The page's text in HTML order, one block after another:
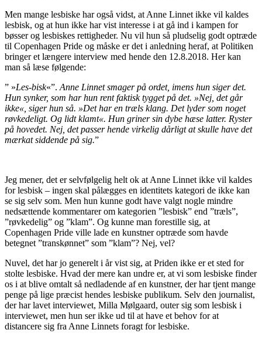
Men mange lesbiske har også vidst, at Anne Linnet ikke vil kaldes
lesbisk, og at hun ikke har vist interesse i at gå ind i kampen for
bøsser og lesbiskes rettigheder. Nu vil hun så pludselig godt optræde
til Copenhagen Pride og måske er det i anledning heraf, at Politiken
bringer et længere interview med hende den 12.8.2018. Her kan
man så læse følgende:
” »Les-bisk«”. Anne Linnetsmager på ordet, imens hun siger det.
Hun synker, som har hun rent faktisk tygget på det. »Nej, det går
ikke«, siger hun så. »Det har en træls klang. Det lyder som noget
røvkedeligt. Og lidt klamt«. Hun griner sin dybe hæse latter. Ryster
på hovedet. Nej, det passer hende virkelig dårligt at skulle have det
mærkat siddende på sig.”
Jeg mener, det er selvfølgelig helt ok at Anne Linnet ikke vil kaldes
for lesbisk – ingen skal pålægges en identitets kategori de ikke kan
se sig selv som. Men hun kunne godt have valgt nogle mindre
nedsættende kommentarer om kategorien ”lesbisk” end ”træls”,
”røvkedelig” og ”klam”. Og kunne man forestille sig, at
Copenhagen Pride ville lade en kunstner optræde som havde
betegnet ”transkønnet” som ”klam”? Nej, vel?
Nuvel, det har jo generelt i år vist sig, at Priden ikke er et sted for
stolte lesbiske. Hvad der mere kan undre er, at vi som lesbiske finder
os i at blive omtalt så nedladende af en kunstner, der har tjent mange
penge på lige præcist hendes lesbiske publikum. Selv den journalist,
der har lavet interviewet, Milla Mølgaard, outer sig som lesbisk i
interviewet, men hun ser ikke ud til at have et behov for at
distancere sig fra Anne Linnets foragt for lesbiske.